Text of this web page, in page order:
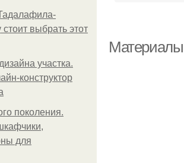
выбрать этот
участка.
конструктор
поколения.
для
Материалы